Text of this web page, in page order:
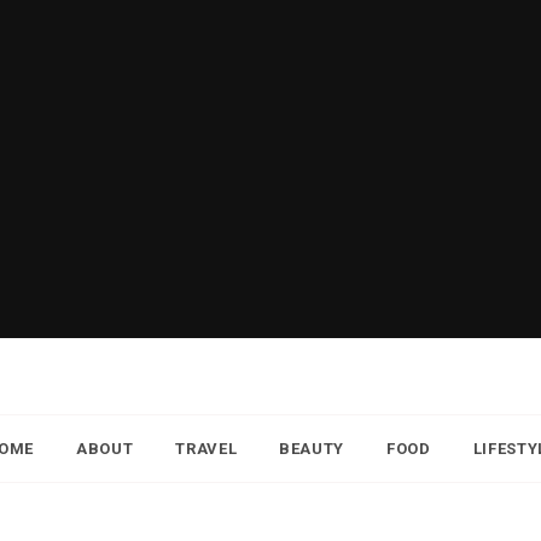
ABOUT TRAVEL BEAUTY FOOD